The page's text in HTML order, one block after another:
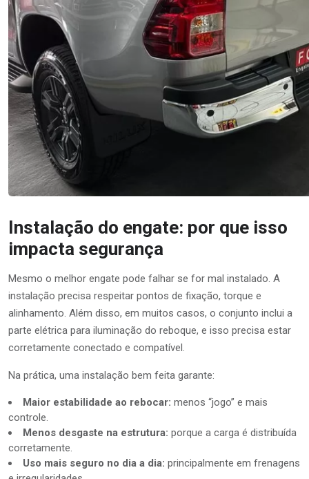
Instalação do engate: por que isso
impacta segurança
Mesmo o melhor engate pode falhar se for mal instalado. A
instalação precisa respeitar pontos de fixação, torque e
alinhamento. Além disso, em muitos casos, o conjunto inclui a
parte elétrica para iluminação do reboque, e isso precisa estar
corretamente conectado e compatível.
Na prática, uma instalação bem feita garante:
Maior estabilidade ao rebocar: menos “jogo” e mais
controle.
Menos desgaste na estrutura: porque a carga é distribuída
corretamente.
Uso mais seguro no dia a dia: principalmente em frenagens